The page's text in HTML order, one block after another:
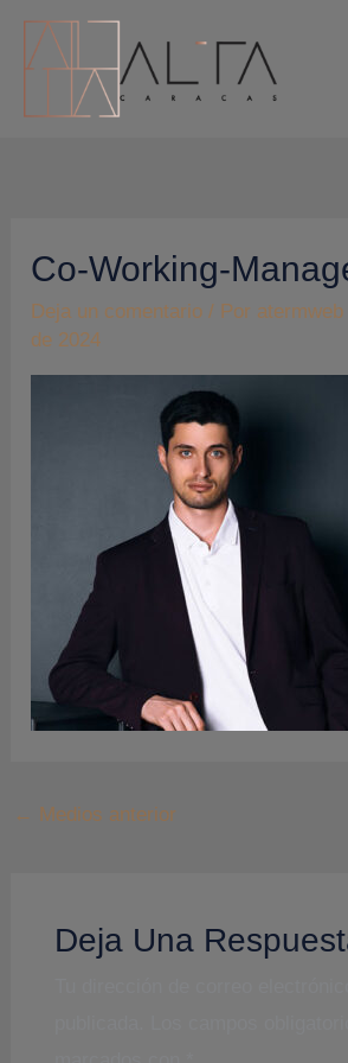
contenido
Co-Working-
Deja un comentario / Por
de 2024
← Medios anterior
Deja Una